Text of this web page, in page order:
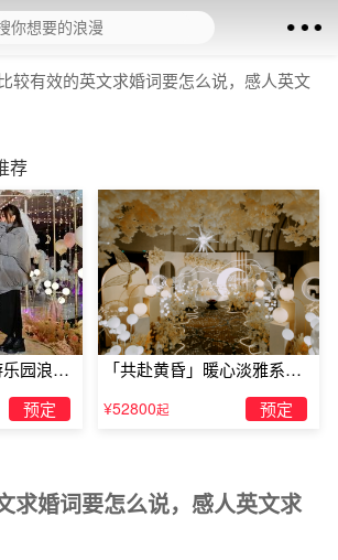
比较有效的英文求婚词要怎么说，感人英文
荐
乐园浪漫
预定
「共赴黄昏」暖心淡雅系求
婚仪式
¥52800起 预定
求婚词要怎么说，感人英文求